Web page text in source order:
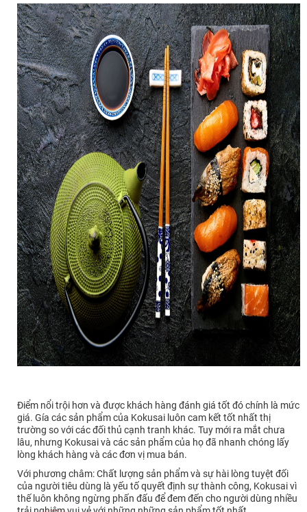
Điểm nổi trội hơn và được khách hàng đánh giá tốt đó chính là mức
giá. Gía các sản phẩm của Kokusai luôn cam kết tốt nhất thị
trường so với các đối thủ cạnh tranh khác. Tuy mới ra mắt chưa
lâu, nhưng Kokusai và các sản phẩm của họ đã nhanh chóng lấy
lòng khách hàng và các đơn vị mua bán.
Với phương châm: Chất lượng sản phẩm và sự hài lòng tuyệt đối
của người tiêu dùng là yếu tố quyết định sự thành công, Kokusai vì
thế luôn không ngừng phấn đấu để đem đến cho người dùng nhiều